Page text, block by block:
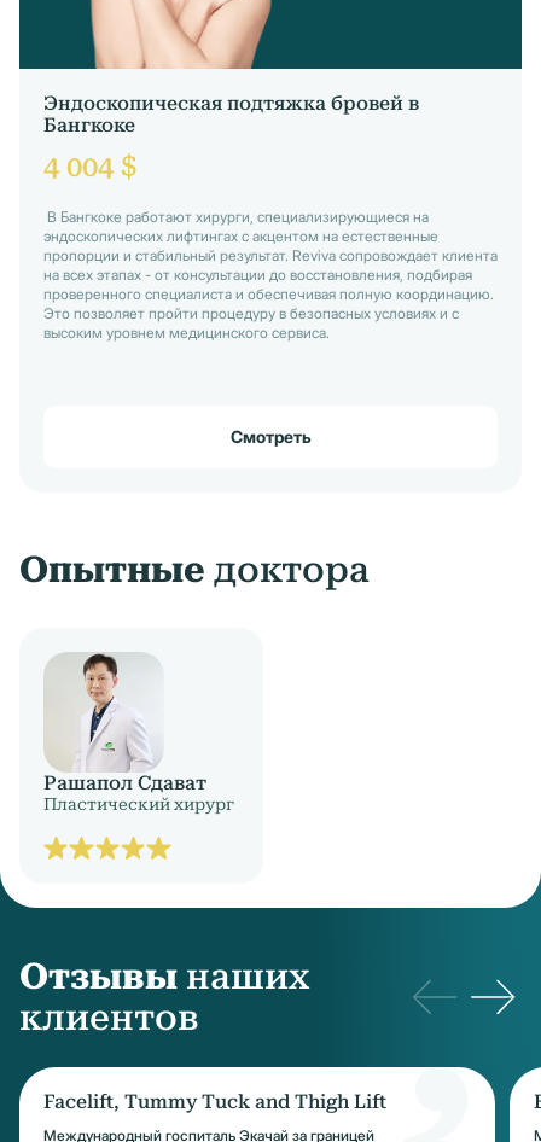
Эндоскопическая подтяжка бровей в
Бангкоке
4 004 $
В Бангкоке работают хирурги, специализирующиеся на
эндоскопических лифтингах с акцентом на естественные
пропорции и стабильный результат. Reviva сопровождает клиента
на всех этапах - от консультации до восстановления, подбирая
проверенного специалиста и обеспечивая полную координацию.
Это позволяет пройти процедуру в безопасных условиях и с
высоким уровнем медицинского сервиса.
Смотреть
Опытные доктора
Рашапол Сдават
Пластический хирург
Отзывы наших
клиентов
Facelift, Tummy Tuck and Thigh Lift
Международный госпиталь Экачай за границей